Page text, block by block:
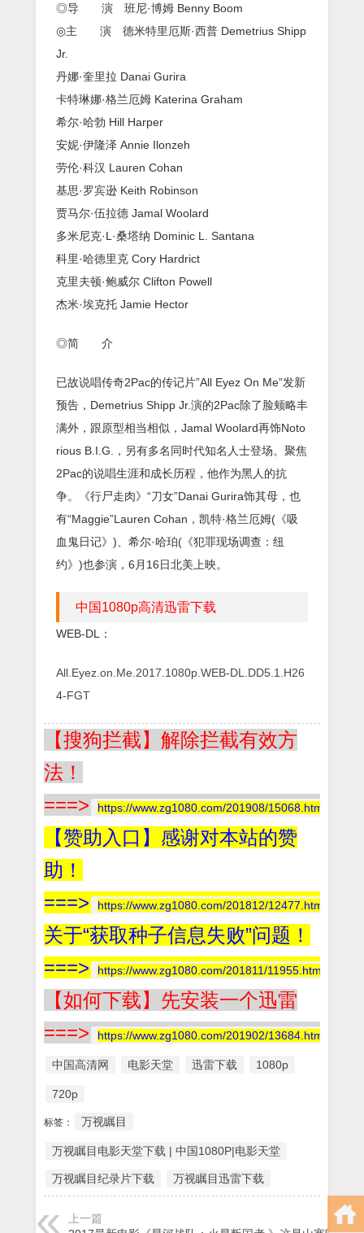
◎导 演 班尼·博姆 Benny Boom
◎主 演 德米特里厄斯·西普 Demetrius Shipp
Jr.
丹娜·奎里拉 Danai Gurira
卡特琳娜·格兰厄姆 Katerina Graham
希尔·哈勃 Hill Harper
安妮·伊隆泽 Annie Ilonzeh
劳伦·科汉 Lauren Cohan
基思·罗宾逊 Keith Robinson
贾马尔·伍拉德 Jamal Woolard
多米尼克·L·桑塔纳 Dominic L. Santana
科里·哈德里克 Cory Hardrict
克里夫顿·鲍威尔 Clifton Powell
杰米·埃克托 Jamie Hector
◎简 介
已故说唱传奇2Pac的传记片”All Eyez On Me”发新
预告，Demetrius Shipp Jr.演的2Pac除了脸颊略丰
满外，跟原型相当相似，Jamal Woolard再饰Noto
rious B.I.G.，另有多名同时代知名人士登场。聚焦
2Pac的说唱生涯和成长历程，他作为黑人的抗
争。《行尸走肉》“刀女”Danai Gurira饰其母，也
有“Maggie”Lauren Cohan，凯特·格兰厄姆(《吸
血鬼日记》)、希尔·哈珀(《犯罪现场调查：纽
约》)也参演，6月16日北美上映。
中国1080p高清迅雷下载
WEB-DL：
All.Eyez.on.Me.2017.1080p.WEB-DL.DD5.1.H26
4-FGT
【搜狗拦截】解除拦截有效方
法！
===>
https://www.zg1080.com/201908/15068.html
【赞助入口】感谢对本站的赞
助！
===>
https://www.zg1080.com/201812/12477.html
关于“获取种子信息失败”问题！
===>
https://www.zg1080.com/201811/11955.html
【如何下载】先安装一个迅雷
===>
https://www.zg1080.com/201902/13684.html
中国高清网 电影天堂 迅雷下载 1080p
720p
标签： 万视瞩目
万视瞩目电影天堂下载 | 中国1080P|电影天堂
万视瞩目纪录片下载 万视瞩目迅雷下载
上一篇